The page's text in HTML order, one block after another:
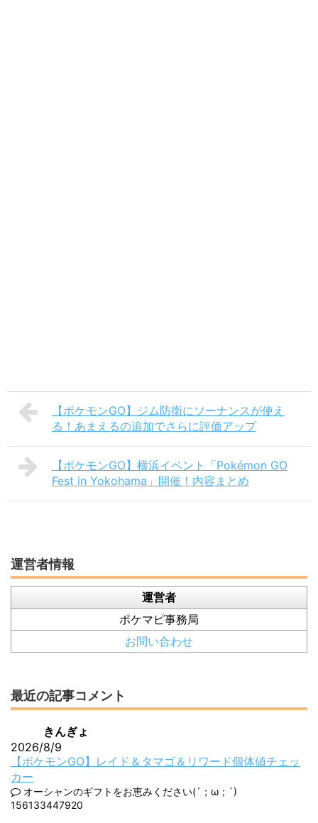
【ポケモンGO】ジム防衛にソーナンスが使え
る！あまえるの追加でさらに評価アップ
【ポケモンGO】横浜イベント「Pokémon GO
Fest in Yokohama」開催！内容まとめ
運営者情報
運営者
ポケマピ事務局
お問い合わせ
最近の記事コメント
きんぎょ
2026/8/9
【ポケモンGO】レイド＆タマゴ＆リワード個体値チェッ
カー
オーシャンのギフトをお恵みください(´；ω；`)
156133447920